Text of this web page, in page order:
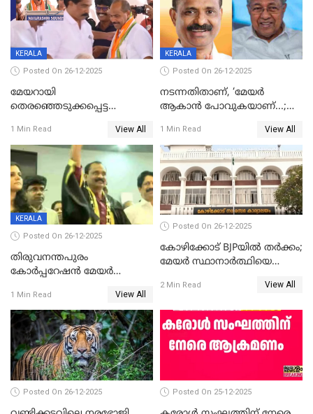
KERALA
Posted On 26-12-2025
മേയറായി
തെരഞ്ഞെടുക്കപ്പെട്ട
ആദ്യ വോട്ട് അസാധു; കണ്ണൂർ
ഡെപ്യൂട്ടി മേയർ സ്ഥാനത്ത്
താഹിറിന് വിജയം
1 Min Read View All
KERALA
Posted On 26-12-2025
നടന്നതിതാണ്, ‘മേയർ
ആകാൻ പോവുകയാണ്...;
മുഖ്യമന്ത്രിയുടെ ഓഫീസ്
തന്നെ വിശദീകരിയ്ക്കുന്നു;
സത്യമിതാണ്
1 Min Read View All
KERALA
Posted On 26-12-2025
തിരുവനന്തപുരം
കോര്‍പ്പറേഷന്‍ മേയര്‍
ഹൈക്കോടതിയിലേക്ക്;
സത്യപ്രതിജ്ഞ ചടങ്ങില്‍
ചട്ടലംഘനമെന്ന് പാർട്ടി
1 Min Read View All
Posted On 26-12-2025
കോഴിക്കോട് BJPയിൽ തർക്കം;
മേയർ സ്ഥാനാർത്ഥിയെ
2 Min Read View All
Posted On 26-12-2025 Posted On 25-12-2025